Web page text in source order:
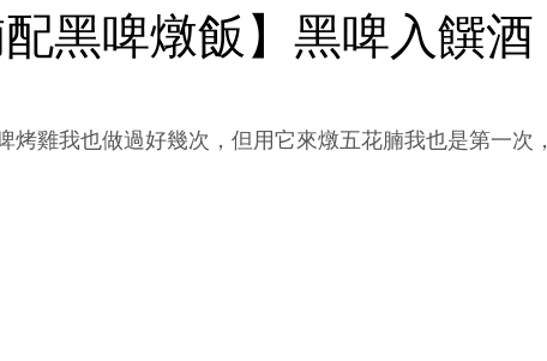
配黑啤燉飯】黑啤入饌酒
烤雞我也做過好幾次，但用它來燉五花腩我也是第一次，